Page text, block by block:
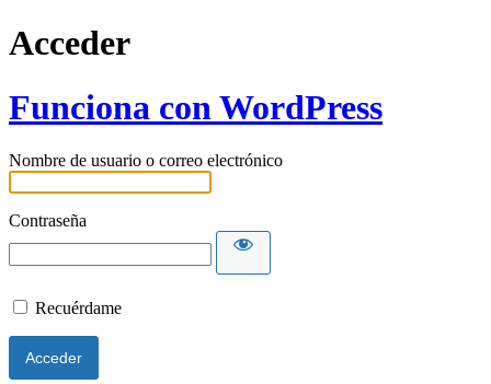
Acceder
Funciona con WordPress
Nombre de usuario o correo electrónico
Contraseña
Recuérdame